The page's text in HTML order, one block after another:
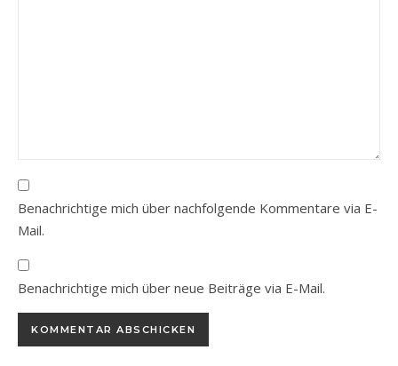
Benachrichtige mich über nachfolgende Kommentare via E-
Mail.
Benachrichtige mich über neue Beiträge via E-Mail.